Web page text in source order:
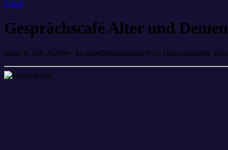
Lokal
Gesprächscafé Alter und
today 8. Juli 2026my_locationBegenungstreff im Diakonieladen,